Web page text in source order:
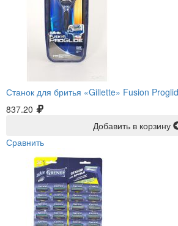
Станок для бритья «Gillette» Fusion
837.20
Добавить в корзину
Сравнить